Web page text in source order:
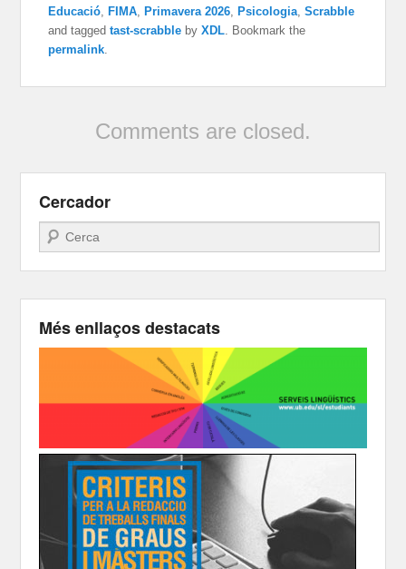
Educació, FIMA, Primavera 2026, Psicologia,Scrabble
and taggedtast-scrabble byXDL. Bookmark the
permalink.
Comments are closed.
Cercador
Search
Més enllaços destacats